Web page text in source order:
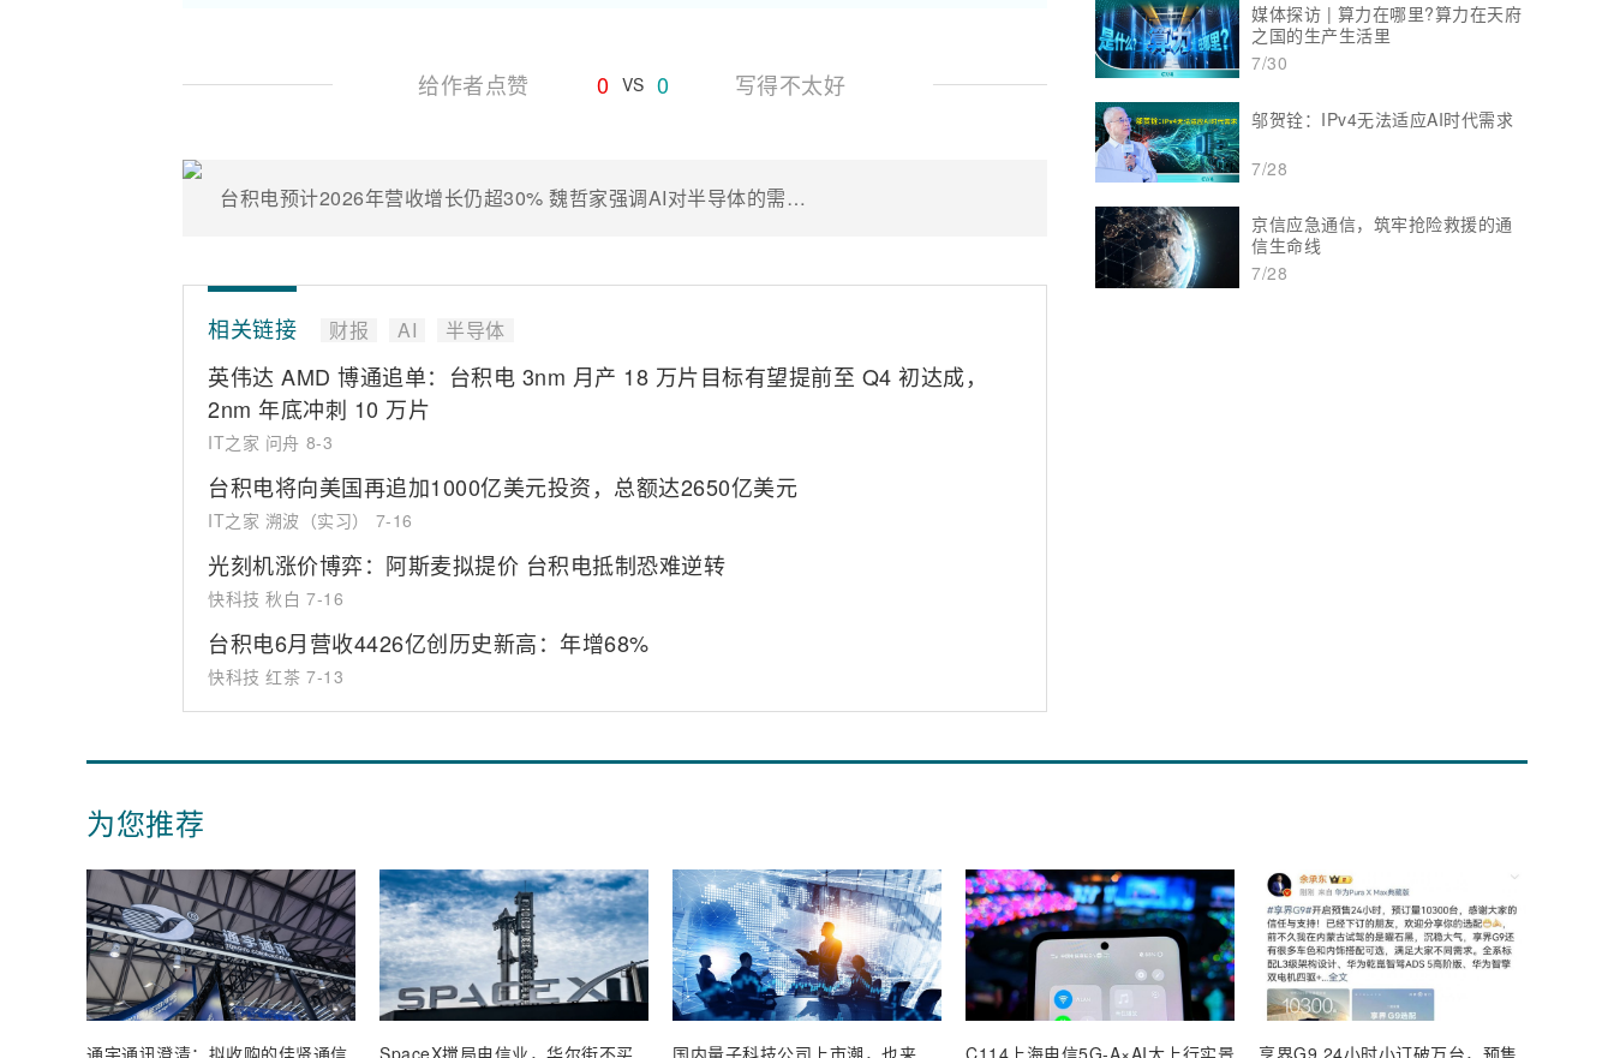
给作者点赞 0 VS 0 写得不太好
台积电预计2026年营收增长仍超30% 魏哲家强调AI对半导体的需求是“根本性”的
相关链接 财报 AI 半导体
英伟达 AMD 博通追单：台积电 3nm 月产 18 万片目标有望提前至 Q4 初达成，
2nm 年底冲刺 10 万片
IT之家 问舟 8-3
台积电将向美国再追加1000亿美元投资，总额达2650亿美元
IT之家 溯波（实习） 7-16
光刻机涨价博弈：阿斯麦拟提价 台积电抵制恐难逆转
快科技 秋白 7-16
台积电6月营收4426亿创历史新高：年增68%
快科技 红茶 7-13
媒体探访 | 算力在哪里?算力在天府
之国的生产生活里
7/30
邬贺铨：IPv4无法适应AI时代需求
7/28
京信应急通信，筑牢抢险救援的通
信生命线
7/28
为您推荐
通宇通讯澄清：拟收购的佳贤通信 SpaceX搅局电信业，华尔街不买 国内量子科技公司上市潮，也来 C114上海电信5G-A×AI大上行实景 享界G9 24小时小订破万台，预售